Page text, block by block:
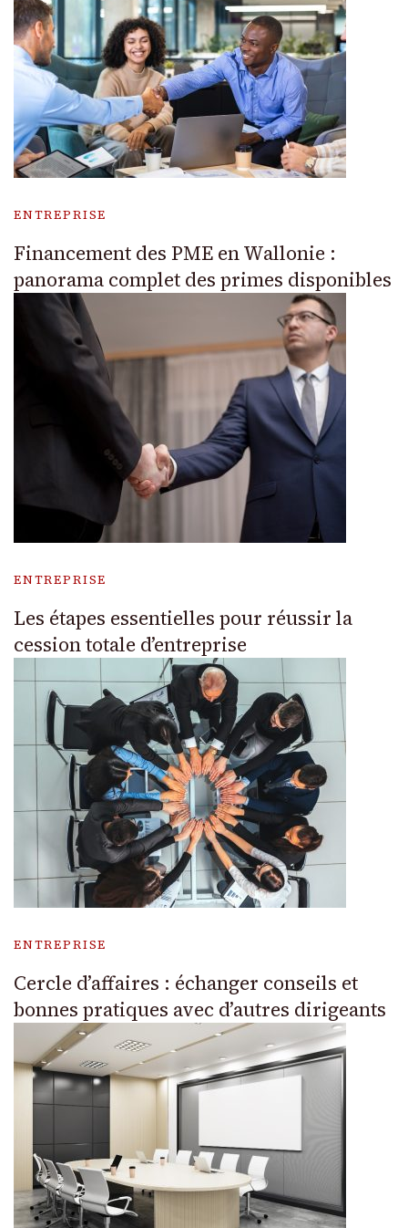
ENTREPRISE
Financement des PME en Wallonie :
panorama complet des primes disponibles
ENTREPRISE
Les étapes essentielles pour réussir la
cession totale d’entreprise
ENTREPRISE
Cercle d’affaires : échanger conseils et
bonnes pratiques avec d’autres dirigeants